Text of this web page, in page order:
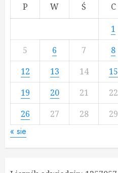
P W Ś C
1
5
6 7 8
12
13 14 15
19
20 21 22
26
27 28 29
« sie